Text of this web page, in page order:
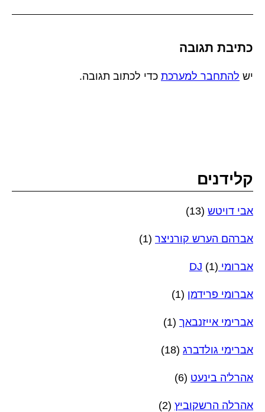
כתיבת תגובה
יש להתחבר למערכת כדי לכתוב תגובה.
קלידנים
אבי דויטש (13)
אברהם הערש קורניצר (1)
אברומי DJ (1)
אברומי פרידמן (1)
אברימי אייזנבאך (1)
אברימי גולדברג (18)
אהרל'ה בינעט (6)
אהרלה הרשקוביץ (2)